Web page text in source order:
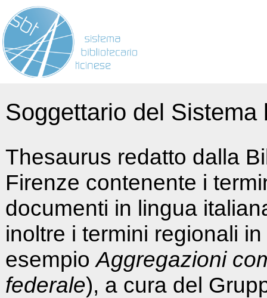
Soggettario del
Thesaurus redatto dalla
Firenze contenente i
documenti in lingua
inoltre i termini regionali
esempioAggregazioni
federale), a cura del